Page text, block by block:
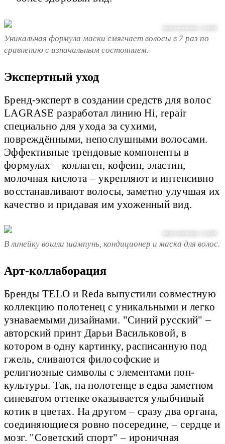
предоставлено пресс-службой
Уникальная формула маски смягчает волосы в 7 раз по
сравнению с изначальным состоянием.
Экспертный уход
Бренд-эксперт в создании средств для волос
LAGRASE разработал линию Hi, repair
специально для ухода за сухими,
повреждёнными, непослушными волосами.
Эффективные трендовые компоненты в
формулах – коллаген, кофеин, эластин,
молочная кислота – укрепляют и интенсивно
восстанавливают волосы, заметно улучшая их
качество и придавая им ухоженный вид.
предоставлено пресс-службой
В линейку вошли шампунь, кондиционер и маска для волос.
Арт-коллаборация
Бренды TELO и Reda выпустили совместную
коллекцию полотенец с уникальными и легко
узнаваемыми дизайнами. "Синий русский" –
авторский принт Дарьи Васильковой, в
котором в одну картинку, расписанную под
гжель, сливаются философские и
религиозные символы с элементами поп-
культуры. Так, на полотенце в едва заметном
синеватом оттенке оказывается улыбчивый
котик в цветах. На другом – сразу два органа,
соединяющиеся ровно посередине, – сердце и
мозг. "Советский спорт" – ироничная